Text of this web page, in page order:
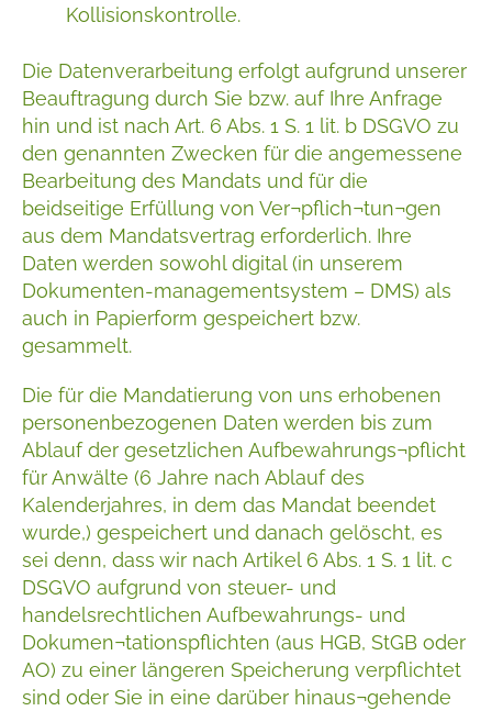
Kollisionskontrolle.
Die Datenverarbeitung erfolgt aufgrund unserer
Beauftragung durch Sie bzw. auf Ihre Anfrage
hin und ist nach Art. 6 Abs. 1 S. 1 lit. b DSGVO zu
den genannten Zwecken für die angemessene
Bearbeitung des Mandats und für die
beidseitige Erfüllung von Ver¬pflich¬tun¬gen
aus dem Mandatsvertrag erforderlich. Ihre
Daten werden sowohl digital (in unserem
Dokumenten-managementsystem – DMS) als
auch in Papierform gespeichert bzw.
gesammelt.
Die für die Mandatierung von uns erhobenen
personenbezogenen Daten werden bis zum
Ablauf der gesetzlichen Aufbewahrungs¬pflicht
für Anwälte (6 Jahre nach Ablauf des
Kalenderjahres, in dem das Mandat beendet
wurde,) gespeichert und danach gelöscht, es
sei denn, dass wir nach Artikel 6 Abs. 1 S. 1 lit. c
DSGVO aufgrund von steuer- und
handelsrechtlichen Aufbewahrungs- und
Dokumen¬tationspflichten (aus HGB, StGB oder
AO) zu einer längeren Speicherung verpflichtet
sind oder Sie in eine darüber hinaus¬gehende